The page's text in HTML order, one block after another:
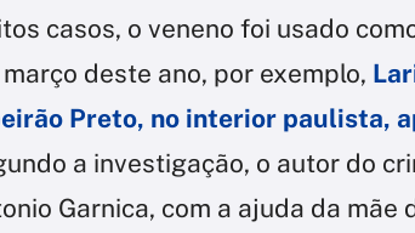
casos, o veneno foi usado
março deste ano, por exemplo,
Preto, no interior paulista,
a investigação, o autor do
Garnica, com a ajuda da mãe